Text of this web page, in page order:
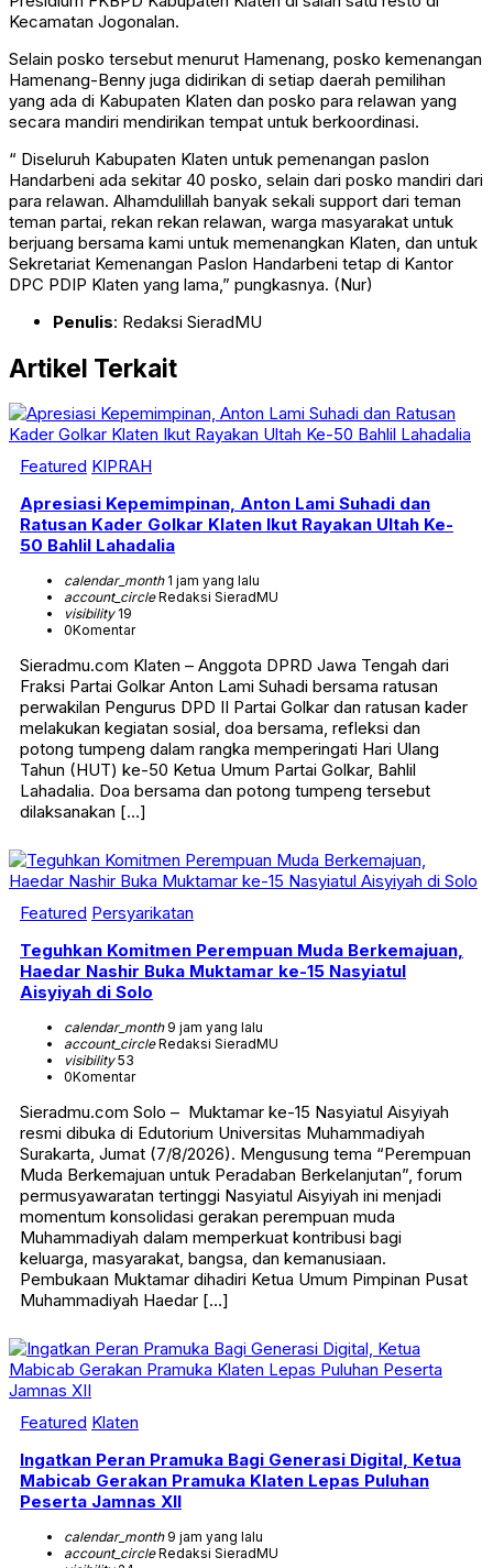
Kecamatan Jogonalan.
Selain posko tersebut menurut Hamenang, posko kemenangan
Hamenang-Benny juga didirikan di setiap daerah pemilihan
yang ada di Kabupaten Klaten dan posko para relawan yang
secara mandiri mendirikan tempat untuk berkoordinasi.
“ Diseluruh Kabupaten Klaten untuk pemenangan paslon
Handarbeni ada sekitar 40 posko, selain dari posko mandiri dari
para relawan. Alhamdulillah banyak sekali support dari teman
teman partai, rekan rekan relawan, warga masyarakat untuk
berjuang bersama kami untuk memenangkan Klaten, dan untuk
Sekretariat Kemenangan Paslon Handarbeni tetap di Kantor
DPC PDIP Klaten yang lama,” pungkasnya. (Nur)
Penulis: Redaksi SieradMU
Artikel Terkait
Featured KIPRAH
Apresiasi Kepemimpinan, Anton Lami Suhadi dan
Ratusan Kader Golkar Klaten Ikut Rayakan Ultah Ke-
50 Bahlil Lahadalia
calendar_month1 jam yang lalu
account_circleRedaksi SieradMU
visibility19
0Komentar
Sieradmu.com Klaten – Anggota DPRD Jawa Tengah dari
Fraksi Partai Golkar Anton Lami Suhadi bersama ratusan
perwakilan Pengurus DPD II Partai Golkar dan ratusan kader
melakukan kegiatan sosial, doa bersama, refleksi dan
potong tumpeng dalam rangka memperingati Hari Ulang
Tahun (HUT) ke-50 Ketua Umum Partai Golkar, Bahlil
Lahadalia. Doa bersama dan potong tumpeng tersebut
dilaksanakan […]
Featured Persyarikatan
Teguhkan Komitmen Perempuan Muda Berkemajuan,
Haedar Nashir Buka Muktamar ke-15 Nasyiatul
Aisyiyah di Solo
calendar_month9 jam yang lalu
account_circleRedaksi SieradMU
visibility53
0Komentar
Sieradmu.com Solo – Muktamar ke-15 Nasyiatul Aisyiyah
resmi dibuka di Edutorium Universitas Muhammadiyah
Surakarta, Jumat (7/8/2026). Mengusung tema “Perempuan
Muda Berkemajuan untuk Peradaban Berkelanjutan”, forum
permusyawaratan tertinggi Nasyiatul Aisyiyah ini menjadi
momentum konsolidasi gerakan perempuan muda
Muhammadiyah dalam memperkuat kontribusi bagi
keluarga, masyarakat, bangsa, dan kemanusiaan.
Pembukaan Muktamar dihadiri Ketua Umum Pimpinan Pusat
Muhammadiyah Haedar […]
Featured Klaten
Ingatkan Peran Pramuka Bagi Generasi Digital, Ketua
Mabicab Gerakan Pramuka Klaten Lepas Puluhan
Peserta Jamnas XII
calendar_month9 jam yang lalu
account_circleRedaksi SieradMU